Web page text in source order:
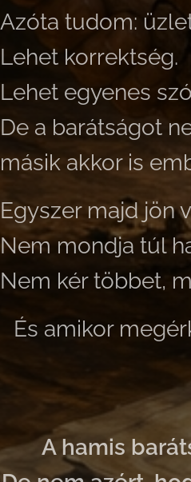
Azóta tudom:
Lehet korrektség.
Lehet egyenes
De a barátságot
másik akkor is
Egyszer majd jön
Nem mondja túl
Nem kér többet,
És amikor
A hamis